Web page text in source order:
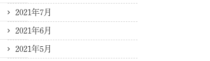
2021年7月
2021年6月
2021年5月